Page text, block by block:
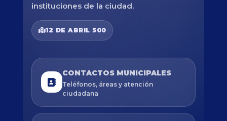
instituciones de la ciudad.
12 DE ABRIL 500
CONTACTOS MUNICIPALES
Teléfonos, áreas y atención
ciudadana